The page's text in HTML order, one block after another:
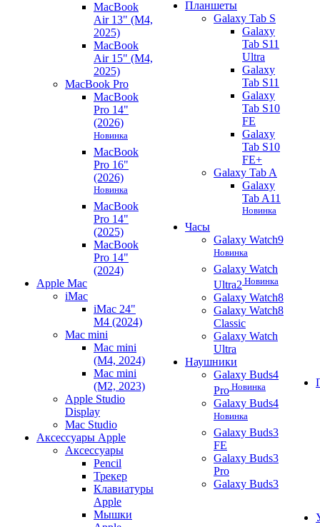
MacBook
Air 13" (M4,
2025)
MacBook
Air 15" (M4,
2025)
MacBook Pro
MacBook
Pro 14"
(2026)
Новинка
MacBook
Pro 16"
(2026)
Новинка
MacBook
Pro 14"
(2025)
MacBook
Pro 14"
(2024)
Apple Mac
iMac
iMac 24"
M4 (2024)
Mac mini
Mac mini
(M4, 2024)
Mac mini
(M2, 2023)
Apple Studio
Display
Mac Studio
Аксессуары Apple
Аксессуары
Pencil
Трекер
Клавиатуры
Apple
Мышки
Планшеты
Galaxy Tab S
Galaxy
Tab S11
Ultra
Galaxy
Tab S11
Galaxy
Tab S10
FE
Galaxy
Tab S10
FE+
Galaxy Tab A
Galaxy
Tab A11
Новинка
Часы
Galaxy Watch9
Новинка
Galaxy Watch
Ultra2 Новинка
Galaxy Watch8
Galaxy Watch8
Classic
Galaxy Watch
Ultra
Наушники
Galaxy Buds4
Pro Новинка
Galaxy Buds4
Новинка
Galaxy Buds3
FE
Galaxy Buds3
Pro
Galaxy Buds3